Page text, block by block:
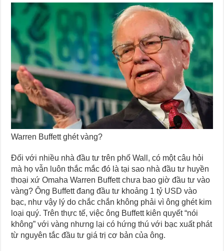
Warren Buffett ghét vàng?
Đối với nhiều nhà đầu tư trên phố Wall, có một câu hỏi
mà họ vẫn luôn thắc mắc đó là tại sao nhà đầu tư huyền
thoại xứ Omaha Warren Buffett chưa bao giờ đầu tư vào
vàng? Ông Buffett đang đầu tư khoảng 1 tỷ USD vào
bạc, như vậy lý do chắc chắn không phải vì ông ghét kim
loại quý. Trên thực tế, việc ông Buffett kiên quyết “nói
không” với vàng nhưng lại có hứng thú với bạc xuất phát
từ nguyên tắc đầu tư giá trị cơ bản của ông.